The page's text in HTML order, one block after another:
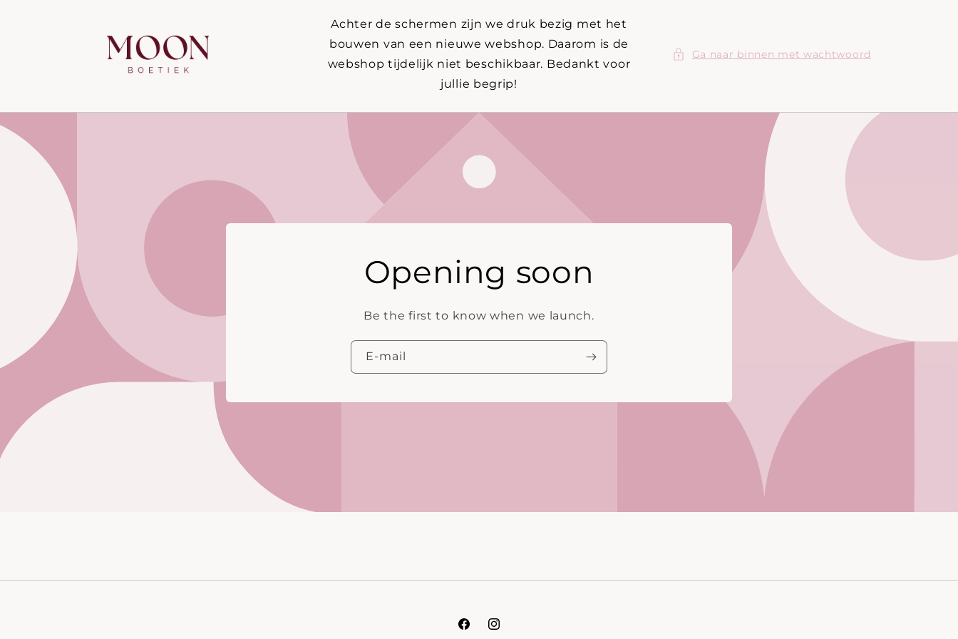
Achter de schermen zijn we druk bezig met het
bouwen van een nieuwe webshop. Daarom is de
webshop tijdelijk niet beschikbaar. Bedankt voor
jullie begrip!
Ga naar binnen met wachtwoord
Opening soon
Be the first to know when we launch.
E‑mail
FacebookInstagram